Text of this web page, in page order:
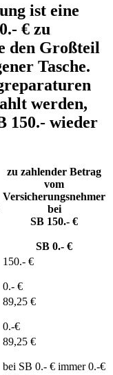
ist eine
€ zu
den Großteil
Tasche.
werden,
150.- wieder
zu zahlender Betrag
vom
Versicherungsnehmer
bei
SB 150.- €
SB 0.- €
150.- €
0.- €
89,25 €
0.-€
89,25 €
bei SB 0.- € immer 0.-€